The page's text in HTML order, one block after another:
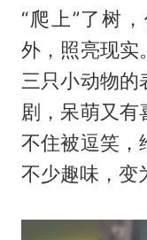
“爬上”了树
外，照亮现实
三只小动物的
剧，呆萌又有
不住被逗笑，
不少趣味，变